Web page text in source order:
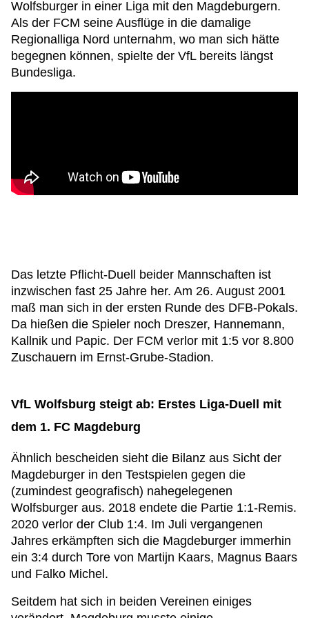
Wolfsburger in einer Liga mit den Magdeburgern.
Als der FCM seine Ausflüge in die damalige
Regionalliga Nord unternahm, wo man sich hätte
begegnen können, spielte der VfL bereits längst
Bundesliga.
Das letzte Pflicht-Duell beider Mannschaften ist
inzwischen fast 25 Jahre her. Am 26. August 2001
maß man sich in der ersten Runde des DFB-Pokals.
Da hießen die Spieler noch Dreszer, Hannemann,
Kallnik und Papic. Der FCM verlor mit 1:5 vor 8.800
Zuschauern im Ernst-Grube-Stadion.
VfL Wolfsburg steigt ab: Erstes Liga-Duell mit
dem 1. FC Magdeburg
Ähnlich bescheiden sieht die Bilanz aus Sicht der
Magdeburger in den Testspielen gegen die
(zumindest geografisch) nahegelegenen
Wolfsburger aus. 2018 endete die Partie 1:1-Remis.
2020 verlor der Club 1:4. Im Juli vergangenen
Jahres erkämpften sich die Magdeburger immerhin
ein 3:4 durch Tore von Martijn Kaars, Magnus Baars
und Falko Michel.
Seitdem hat sich in beiden Vereinen einiges